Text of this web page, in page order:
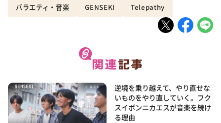
バラエティ・音楽 GENSEKI Telepathy
逆境を乗り越えて、やり直せな
いものをやり直していく。フク
スイボンニカエスが音楽を続け
る理由